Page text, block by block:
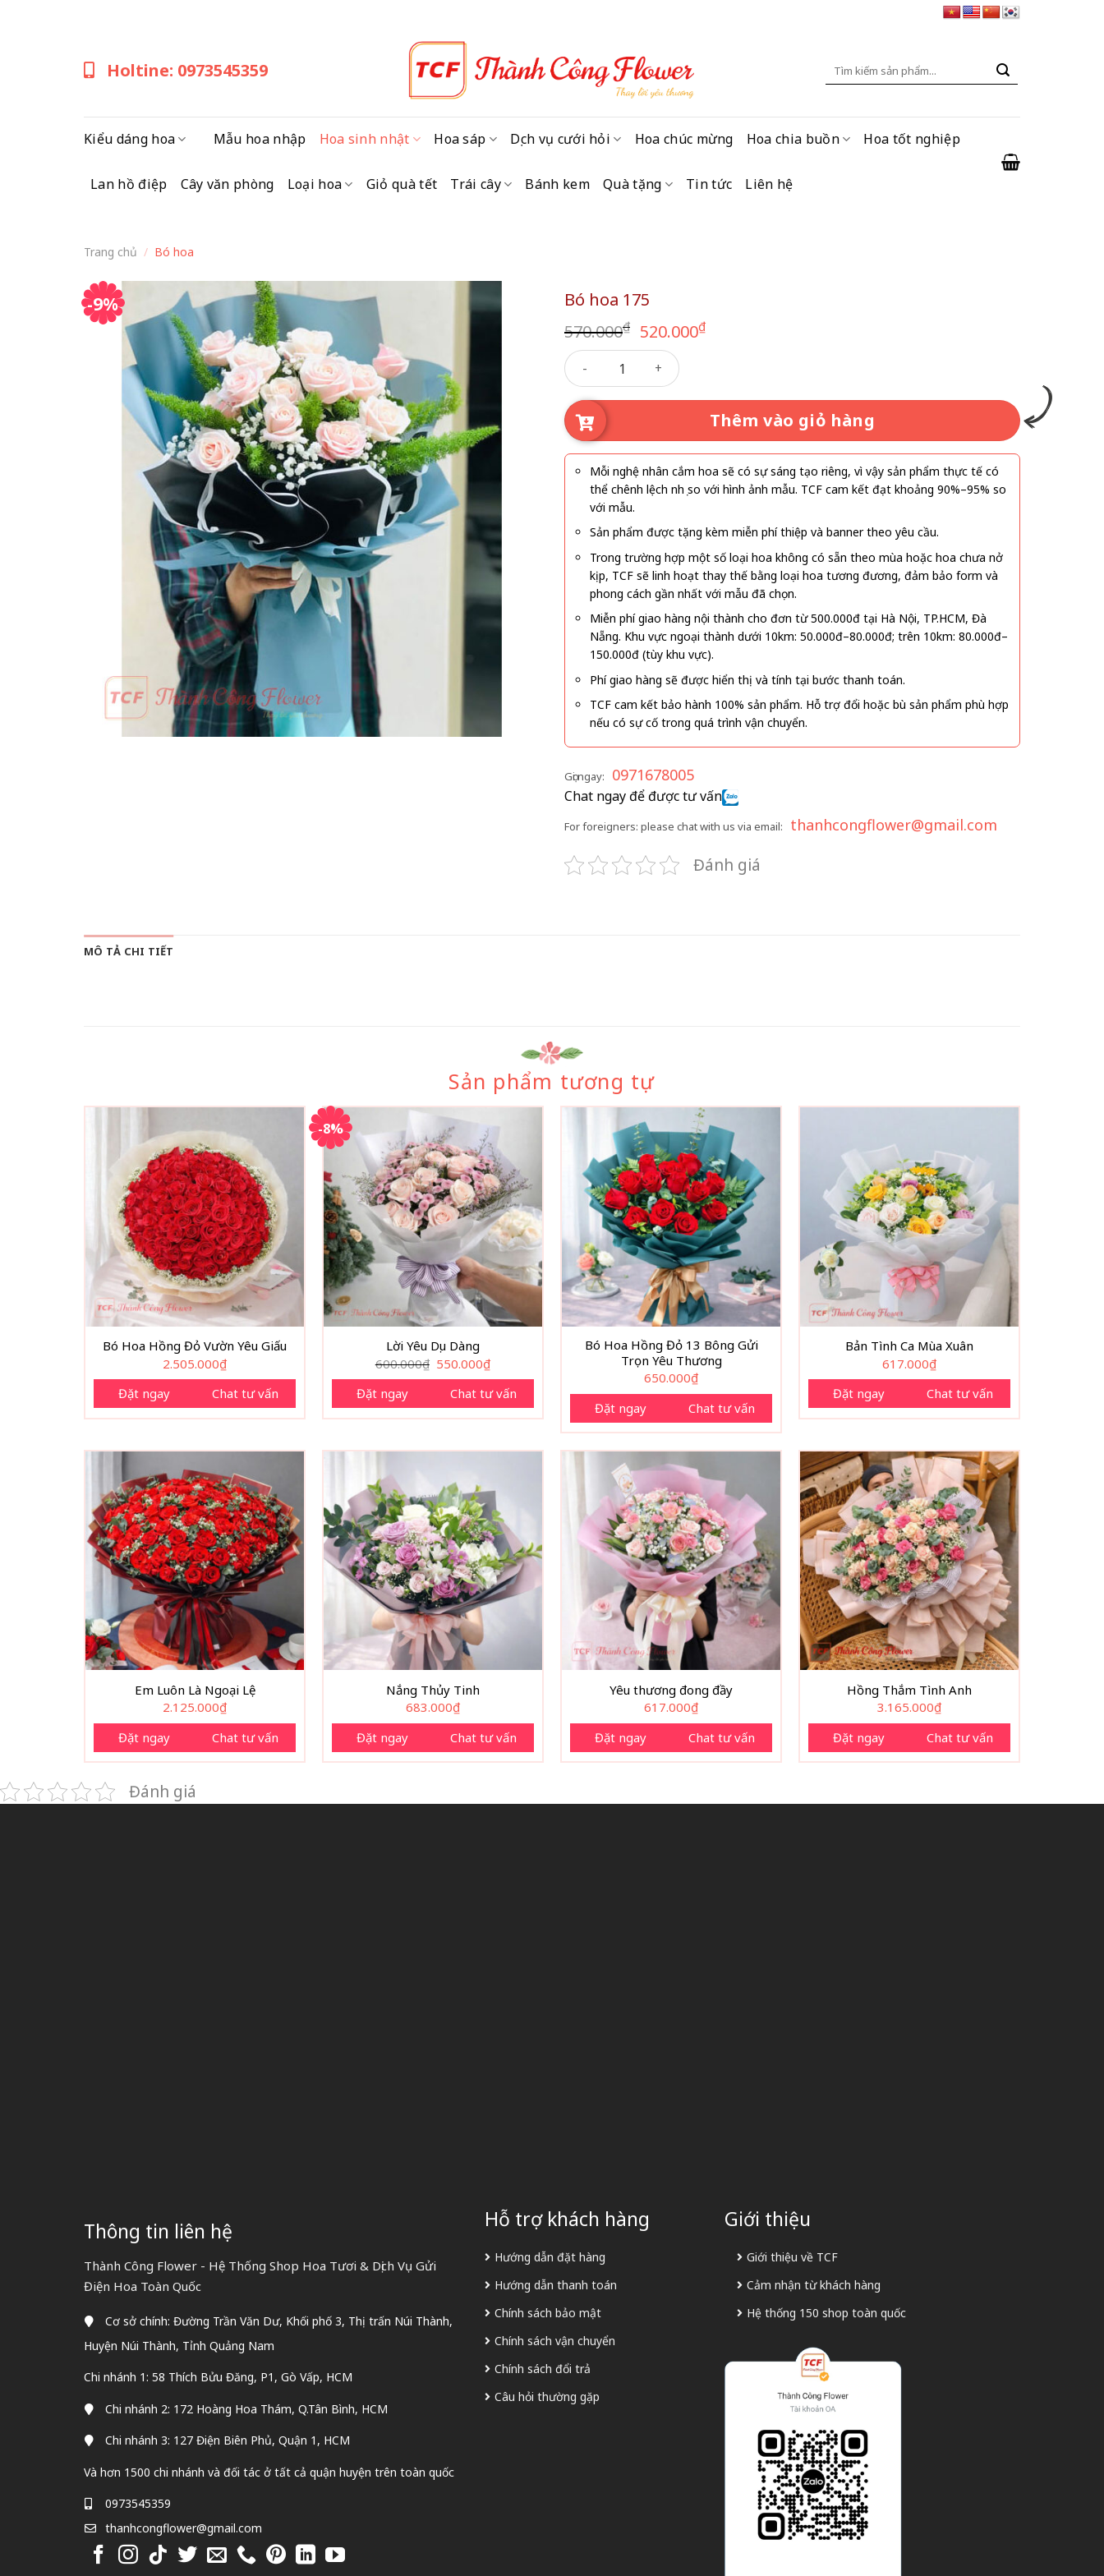
Holtine: 0973545359
Tìm
Kiểu dáng hoa Mẫu hoa nhập Hoa sinh nhật Hoa sáp Dịch vụ cưới hỏi Hoa chúc mừng Hoa chia buồn Hoa tốt nghiệp
Lan hồ điệp Cây văn phòng Loại hoa Giỏ quà tết Trái cây Bánh kem Quà tặng Tin tức Liên hệ
Trang chủ / Bó hoa
-9%
Bó hoa 175
570.000₫ Giá
gốc
là:
570.000₫.
520.000₫Giá
520.000₫.
Bó hoa 175 số lượng
Thêm vào giỏ hàng
Mỗi nghệ nhân cắm hoa sẽ có sự sáng tạo riêng, vì vậy sản phẩm thực tế có
thể chênh lệch nhẹ so với hình ảnh mẫu. TCF cam kết đạt khoảng 90%–95% so
với mẫu.
Sản phẩm được tặng kèm miễn phí thiệp và banner theo yêu cầu.
Trong trường hợp một số loại hoa không có sẵn theo mùa hoặc hoa chưa nở
kịp, TCF sẽ linh hoạt thay thế bằng loại hoa tương đương, đảm bảo form và
phong cách gần nhất với mẫu đã chọn.
Miễn phí giao hàng nội thành cho đơn từ 500.000đ tại Hà Nội, TP.HCM, Đà
Nẵng. Khu vực ngoại thành dưới 10km: 50.000đ–80.000đ; trên 10km: 80.000đ–
150.000đ (tùy khu vực).
Phí giao hàng sẽ được hiển thị và tính tại bước thanh toán.
TCF cam kết bảo hành 100% sản phẩm. Hỗ trợ đổi hoặc bù sản phẩm phù hợp
nếu có sự cố trong quá trình vận chuyển.
Gọi ngay: 0971678005
Chat ngay để được tư vấn
For foreigners: please chat with us via email: thanhcongflower@gmail.com
Đánh giá
MÔ TẢ CHI TIẾT
Sản phẩm tương tự
Bó Hoa Hồng Đỏ Vườn Yêu Giấu
2.505.000₫
Đặt ngay
Chat tư vấn
-8%
Lời Yêu Dịu Dàng
600.000₫ Giá
gốc
600.000₫.
550.000₫Giá
hiện
là:
550.000₫.
Đặt ngay Chat tư vấn
Bó Hoa Hồng Đỏ 13 Bông Gửi
Trọn Yêu Thương
650.000₫
Đặt ngay
Chat tư vấn
Bản Tình Ca Mùa Xuân
617.000₫
Đặt ngay
Chat tư vấn
Em Luôn Là Ngoại Lệ
2.125.000₫
Đặt ngay
Chat tư vấn
Nắng Thủy Tinh
683.000₫
Đặt ngay
Chat tư vấn
Yêu thương đong đầy
617.000₫
Đặt ngay
Chat tư vấn
Hồng Thắm Tình Anh
3.165.000₫
Đặt ngay
Chat tư vấn
Đánh giá
Thông tin liên hệ
Thành Công Flower - Hệ Thống Shop Hoa Tươi & Dịch Vụ Gửi
Điện Hoa Toàn Quốc
Cơ sở chính: Đường Trần Văn Dư, Khối phố 3, Thị trấn Núi Thành,
Huyện Núi Thành, Tỉnh Quảng Nam
Chi nhánh 1: 58 Thích Bửu Đăng, P1, Gò Vấp, HCM
Chi nhánh 2: 172 Hoàng Hoa Thám, Q.Tân Bình, HCM
Chi nhánh 3: 127 Điện Biên Phủ, Quận 1, HCM
Và hơn 1500 chi nhánh và đối tác ở tất cả quận huyện trên toàn quốc
0973545359
thanhcongflower@gmail.com
Hỗ trợ khách hàng
Hướng dẫn đặt hàng
Hướng dẫn thanh toán
Chính sách bảo mật
Chính sách vận chuyển
Chính sách đổi trả
Câu hỏi thường gặp
Giới thiệu
Giới thiệu về TCF
Cảm nhận từ khách hàng
Hệ thống 150 shop toàn quốc